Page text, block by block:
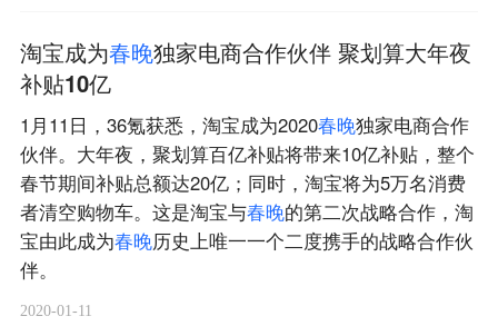
淘宝成为春晚独家电商合作伙伴 聚划算大年夜
补贴10亿
1月11日，36氪获悉，淘宝成为2020春晚独家电商合作
伙伴。大年夜，聚划算百亿补贴将带来10亿补贴，整个
春节期间补贴总额达20亿；同时，淘宝将为5万名消费
者清空购物车。这是淘宝与春晚的第二次战略合作，淘
宝由此成为春晚历史上唯一一个二度携手的战略合作伙
伴。
2020-01-11